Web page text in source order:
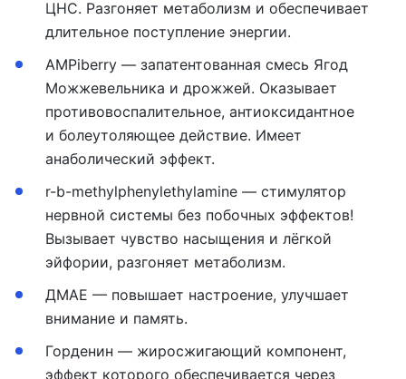
ЦНС. Разгоняет метаболизм и обеспечивает
длительное поступление энергии.
AMPiberry — запатентованная смесь Ягод
Можжевельника и дрожжей. Оказывает
противовоспалительное, антиоксидантное
и болеутоляющее действие. Имеет
анаболический эффект.
r-b-methylphenylethylamine — стимулятор
нервной системы без побочных эффектов!
Вызывает чувство насыщения и лёгкой
эйфории, разгоняет метаболизм.
ДМАЕ — повышает настроение, улучшает
внимание и память.
Горденин — жиросжигающий компонент,
эффект которого обеспечивается через